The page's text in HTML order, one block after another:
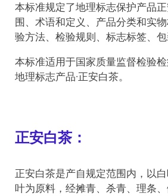
本标准规定了地理标志保护产品
围、术语和定义、产品分类和实
验方法、检验规则、标志标签、包
本标准适用于国家质量监督检验
地理标志产品·正安白茶。
正安白茶：
正安白茶是产自规定范围内，以
叶为原料，经摊青、杀青、理条